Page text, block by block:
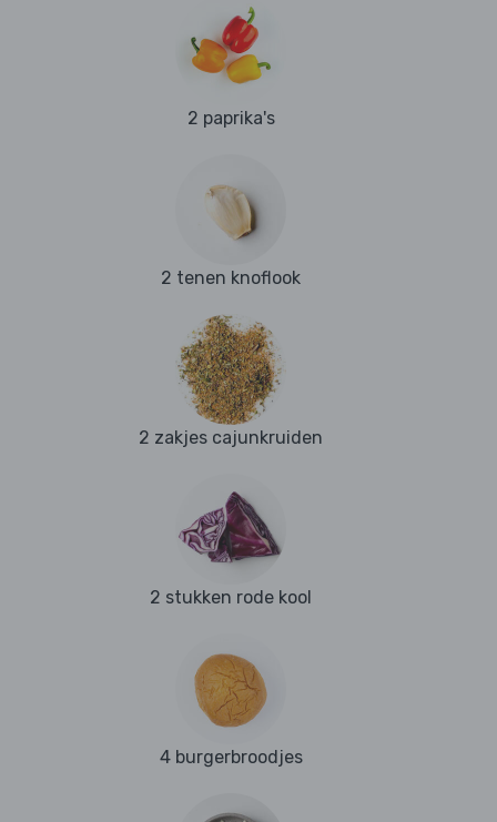
2 paprika's
2 tenen knoflook
2 zakjes cajunkruiden
2 stukken rode kool
4 burgerbroodjes